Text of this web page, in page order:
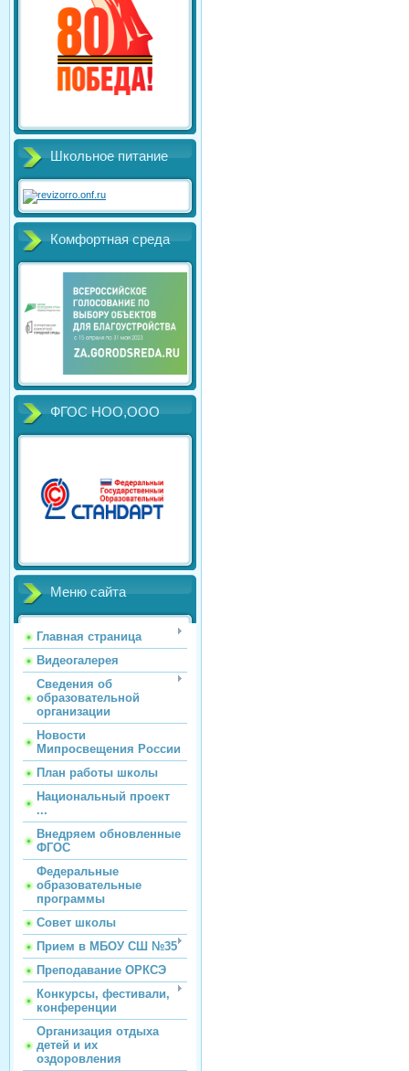
Школьное питание
Комфортная среда
ФГОС НОО,ООО
Меню сайта
Главная страница
Видеогалерея
Сведения об
образовательной
организации
Новости
Мипросвещения России
План работы школы
Национальный проект
...
Внедряем обновленные
ФГОС
Федеральные
образовательные
программы
Совет школы
Прием в МБОУ СШ №35
Преподавание ОРКСЭ
Конкурсы, фестивали,
конференции
Организация отдыха
детей и их
оздоровления